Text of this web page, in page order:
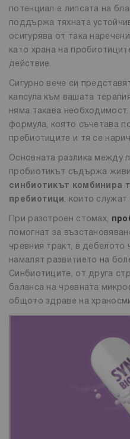
потенциал е липсата на
поддържа тяхната
осигурява от така
като храна на
действие.
Сигурно вече си
капсула към вашата
няма такава
формула, която съчетава
пребиотиците и тя се
Основната разлика между
пробиотикът съдържа
синбиотикът комбинира
пребиотици, които служат
При разстроен стомах,
помогнат за
чревния тракт, в дебелото
намалят развитието на
Синбиотиците, от друга
баланса на чревната
общото здраве на